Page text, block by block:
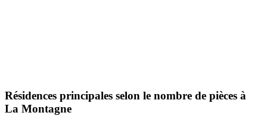
Résidences principales selon le nombre de pièces à
La Montagne